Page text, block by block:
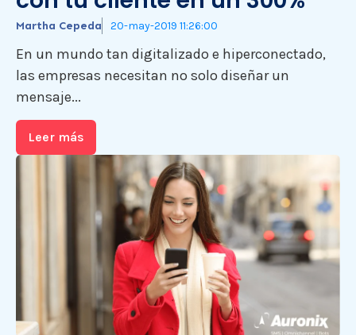
Martha Cepeda 20-may-2019 11:26:00
En un mundo tan digitalizado e hiperconectado,
las empresas necesitan no solo diseñar un
mensaje...
Leer más